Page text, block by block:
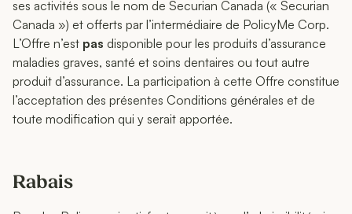
ses activités sous le nom de Securian Canada (« Securian
Canada ») et offerts par l’intermédiaire de PolicyMe Corp.
L’Offre n’est pas disponible pour les produits d’assurance
maladies graves, santé et soins dentaires ou tout autre
produit d’assurance. La participation à cette Offre constitue
l’acceptation des présentes Conditions générales et de
toute modification qui y serait apportée.
Rabais